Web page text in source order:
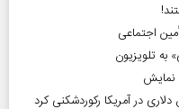
اجتماعی
به تلویزیون
نمایش